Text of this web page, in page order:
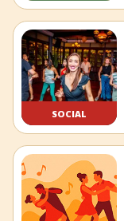
SOCIAL